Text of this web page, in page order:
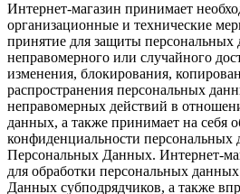
Интернет-магазин принимает
организационные и технические
принятие для защиты персональных
неправомерного или случайного
изменения, блокирования,
распространения персональных
неправомерных действий в
данных, а также принимает на себя
конфиденциальности персональных
Персональных Данных. Интернет-
для обработки персональных
Данных субподрядчиков, а также